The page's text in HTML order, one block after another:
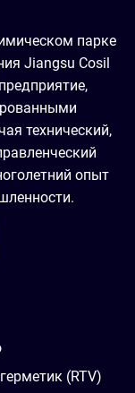
парке
Jiangsu Cosil
технический,
опыт
(RTV)